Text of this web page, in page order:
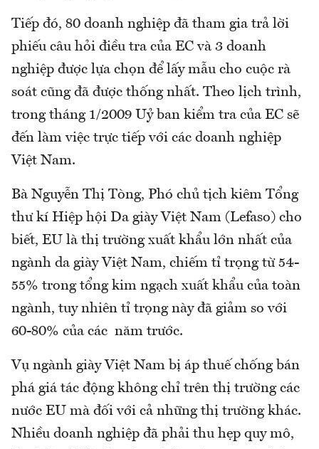
Tiếp đó, 80 doanh nghiệp đã tham gia trả lời
phiếu câu hỏi điều tra của EC và 3 doanh
nghiệp được lựa chọn để lấy mẫu cho cuộc rà
soát cũng đã được thống nhất. Theo lịch trình,
trong tháng 1/2009 Uỷ ban kiểm tra của EC sẽ
đến làm việc trực tiếp với các doanh nghiệp
Việt Nam.
Bà Nguyễn Thị Tòng, Phó chủ tịch kiêm Tổng
thư kí Hiệp hội Da giày Việt Nam (Lefaso) cho
biết, EU là thị trường xuất khẩu lớn nhất của
ngành da giày Việt Nam, chiếm tỉ trọng từ 54-
55% trong tổng kim ngạch xuất khẩu của toàn
ngành, tuy nhiên tỉ trọng này đã giảm so với
60-80% của các năm trước.
Vụ ngành giày Việt Nam bị áp thuế chống bán
phá giá tác động không chỉ trên thị trường các
nước EU mà đối với cả những thị trường khác.
Nhiều doanh nghiệp đã phải thu hẹp quy mô,